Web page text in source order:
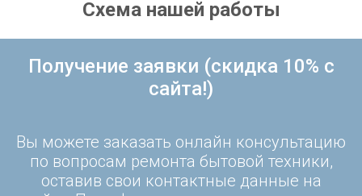
Схема нашей работы
Получение заявки (скидка 10% с
сайта!)
Вы можете заказать онлайн консультацию
по вопросам ремонта бытовой техники,
оставив свои контактные данные на